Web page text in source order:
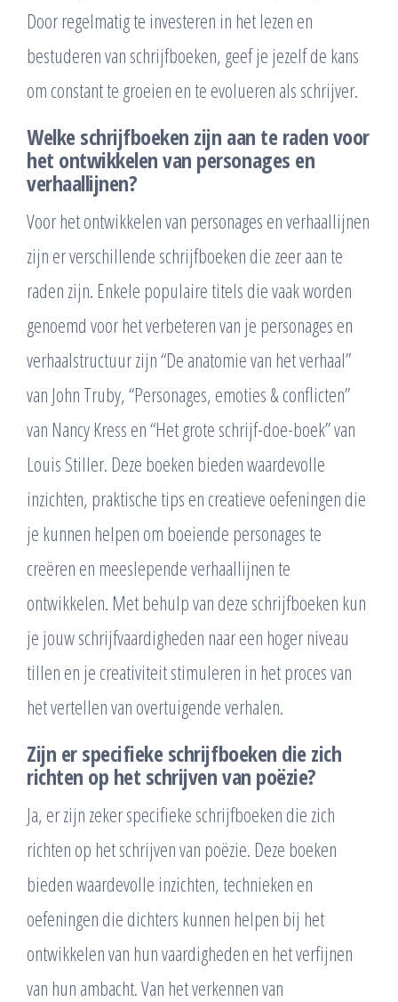
Door regelmatig te investeren in het lezen en
bestuderen van schrijfboeken, geef je jezelf de kans
om constant te groeien en te evolueren als schrijver.
Welke schrijfboeken zijn aan te raden voor
het ontwikkelen van personages en
verhaallijnen?
Voor het ontwikkelen van personages en verhaallijnen
zijn er verschillende schrijfboeken die zeer aan te
raden zijn. Enkele populaire titels die vaak worden
genoemd voor het verbeteren van je personages en
verhaalstructuur zijn “De anatomie van het verhaal”
van John Truby, “Personages, emoties & conflicten”
van Nancy Kress en “Het grote schrijf-doe-boek” van
Louis Stiller. Deze boeken bieden waardevolle
inzichten, praktische tips en creatieve oefeningen die
je kunnen helpen om boeiende personages te
creëren en meeslepende verhaallijnen te
ontwikkelen. Met behulp van deze schrijfboeken kun
je jouw schrijfvaardigheden naar een hoger niveau
tillen en je creativiteit stimuleren in het proces van
het vertellen van overtuigende verhalen.
Zijn er specifieke schrijfboeken die zich
richten op het schrijven van poëzie?
Ja, er zijn zeker specifieke schrijfboeken die zich
richten op het schrijven van poëzie. Deze boeken
bieden waardevolle inzichten, technieken en
oefeningen die dichters kunnen helpen bij het
ontwikkelen van hun vaardigheden en het verfijnen
van hun ambacht. Van het verkennen van